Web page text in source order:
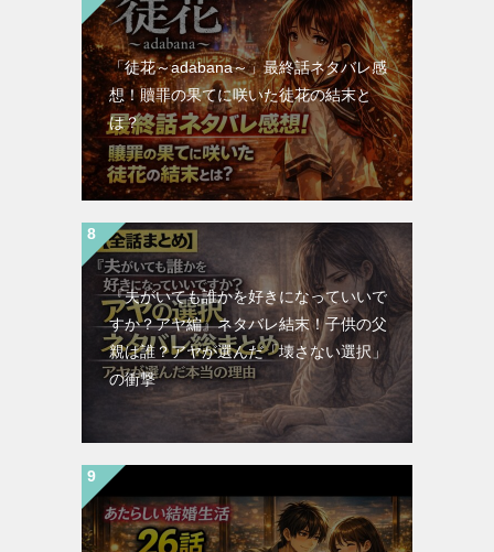
「徒花～adabana～」最終話ネタバレ感
想！贖罪の果てに咲いた徒花の結末と
は？
『夫がいても誰かを好きになっていいで
すか？アヤ編』ネタバレ結末！子供の父
親は誰？アヤが選んだ「壊さない選択」
の衝撃